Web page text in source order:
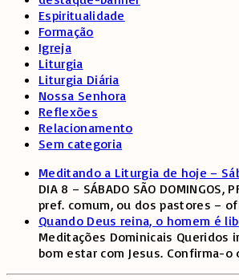
Espiritualidade
Formação
Igreja
Liturgia
Liturgia Diária
Nossa Senhora
Reflexões
Relacionamento
Sem categoria
Meditando a Liturgia de hoje –
DIA 8 – SÁBADO SÃO DOMINGOS,
pref. comum, ou dos pastores –
Quando Deus reina, o homem é
Meditações Dominicais Queridos
bom estar com Jesus. Confirma-o